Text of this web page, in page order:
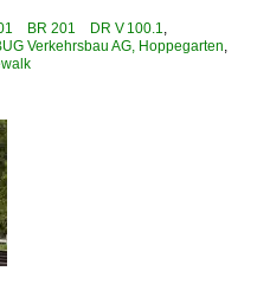
BR 201 DR V 100.1,
Verkehrsbau AG, Hoppegarten,